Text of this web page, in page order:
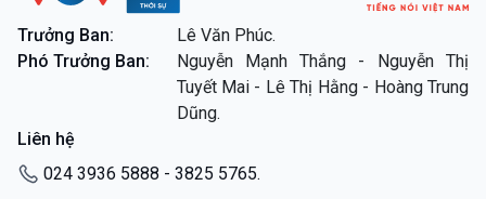
Podcast
Góc nhìn VOV1
Bình luận
Trưởng Ban:
Lê Văn Phúc.
Phó Trưởng Ban:
Nguyễn Mạnh Thắng - Nguyễn Thị
Tuyết Mai - Lê Thị Hằng - Hoàng Trung
Dũng.
Liên hệ
024 3936 5888 - 3825 5765.